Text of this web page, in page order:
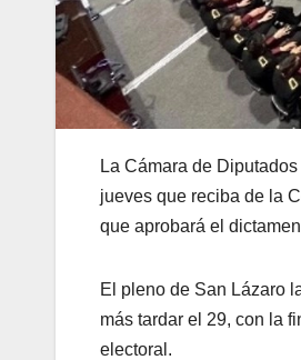
La Cámara de
jueves que reciba de la
que aprobará el
El pleno de San Lázaro
más tardar el 29, con la
electoral.